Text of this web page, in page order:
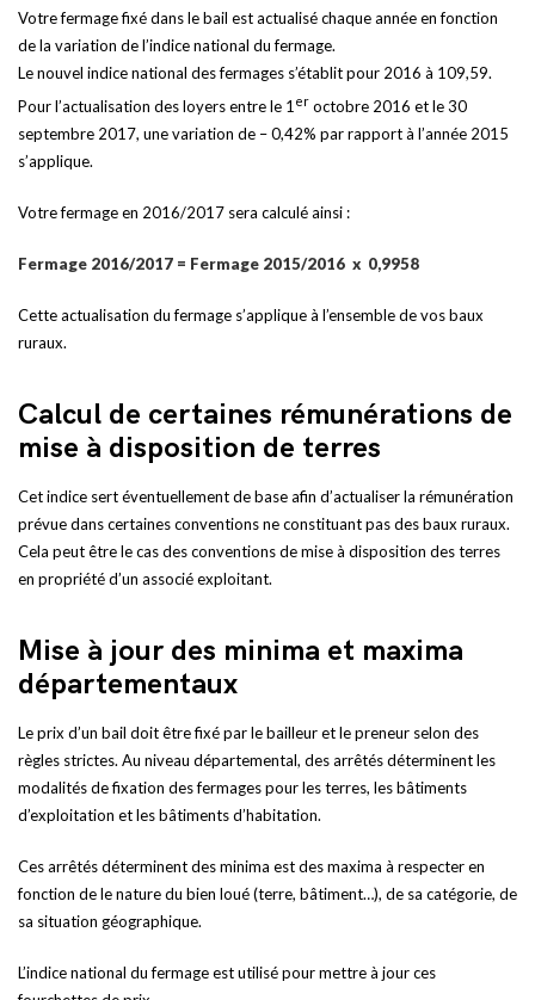
Votre fermage fixé dans le bail est actualisé chaque année en fonction
de la variation de l’indice national du fermage.
Le nouvel indice national des fermages s’établit pour 2016 à 109,59.
Pour l’actualisation des loyers entre le 1er octobre 2016 et le 30
septembre 2017, une variation de – 0,42% par rapport à l’année 2015
s’applique.
Votre fermage en 2016/2017 sera calculé ainsi :
Fermage 2016/2017 = Fermage 2015/2016 x 0,9958
Cette actualisation du fermage s’applique à l’ensemble de vos baux
ruraux.
Calcul de certaines rémunérations de
mise à disposition de terres
Cet indice sert éventuellement de base afin d’actualiser la rémunération
prévue dans certaines conventions ne constituant pas des baux ruraux.
Cela peut être le cas des conventions de mise à disposition des terres
en propriété d’un associé exploitant.
Mise à jour des minima et maxima
départementaux
Le prix d’un bail doit être fixé par le bailleur et le preneur selon des
règles strictes. Au niveau départemental, des arrêtés déterminent les
modalités de fixation des fermages pour les terres, les bâtiments
d’exploitation et les bâtiments d’habitation.
Ces arrêtés déterminent des minima est des maxima à respecter en
fonction de le nature du bien loué (terre, bâtiment…), de sa catégorie, de
sa situation géographique.
L’indice national du fermage est utilisé pour mettre à jour ces